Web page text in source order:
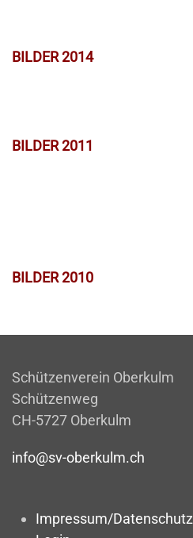
BILDER 2014
BILDER 2011
BILDER 2010
Schützenverein Oberkulm
Schützenweg
CH-5727 Oberkulm
info@sv-oberkulm.ch
Impressum/Datenschutz